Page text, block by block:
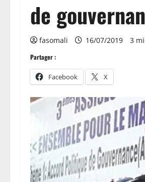
de
fasomali 16/07/2019 3
Partager :
Facebook X